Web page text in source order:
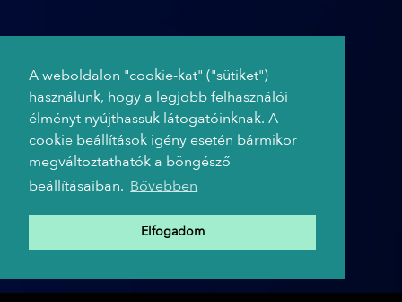
A weboldalon "cookie-kat" ("sütiket")
használunk, hogy a legjobb felhasználói
élményt nyújthassuk látogatóinknak. A
cookie beállítások igény esetén bármikor
megváltoztathatók a böngésző
beállításaiban. Bővebben
Elfogadom